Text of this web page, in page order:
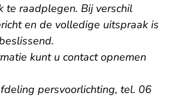
te raadplegen. Bij verschil
en de volledige uitspraak is
kunt u contact opnemen
persvoorlichting, tel. 06